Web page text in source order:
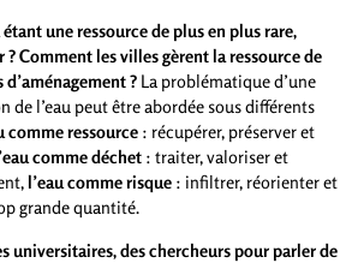
une ressource de plus en plus rare,
?Comment les villes gèrent la ressource de
d’aménagement ? La problématique d’une
de l’eau peut être abordée sous différents
comme ressource : récupérer, préserver et
comme déchet : traiter, valoriser et
l’eau comme risque : infiltrer, réorienter et
grande quantité.
universitaires, des chercheurs pour parler de